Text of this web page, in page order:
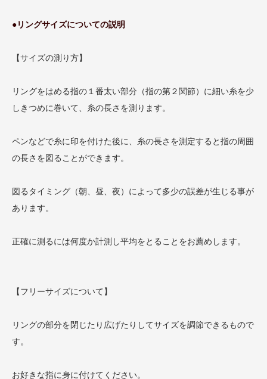
●リングサイズについての説明
【サイズの測り方】
リングをはめる指の１番太い部分（指の第２関節）に細い糸を少
しきつめに巻いて、糸の長さを測ります。
ペンなどで糸に印を付けた後に、糸の長さを測定すると指の周囲
の長さを図ることができます。
図るタイミング（朝、昼、夜）によって多少の誤差が生じる事が
あります。
正確に測るには何度か計測し平均をとることをお薦めします。
【フリーサイズについて】
リングの部分を閉じたり広げたりしてサイズを調節できるもので
す。
お好きな指に身に付けてください。